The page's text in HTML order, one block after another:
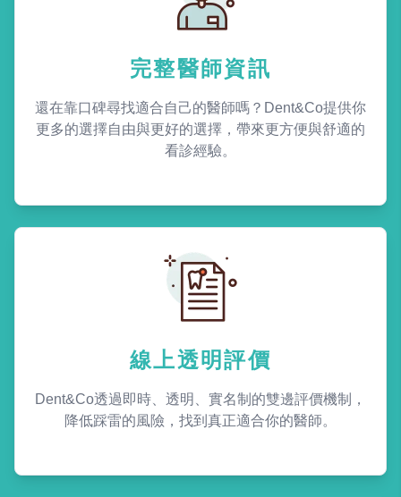
完整醫師資訊
還在靠口碑尋找適合自己的醫師嗎？Dent&Co提供你
更多的選擇自由與更好的選擇，帶來更方便與舒適的
看診經驗。
線上透明評價
Dent&Co透過即時、透明、實名制的雙邊評價機制，
降低踩雷的風險，找到真正適合你的醫師。